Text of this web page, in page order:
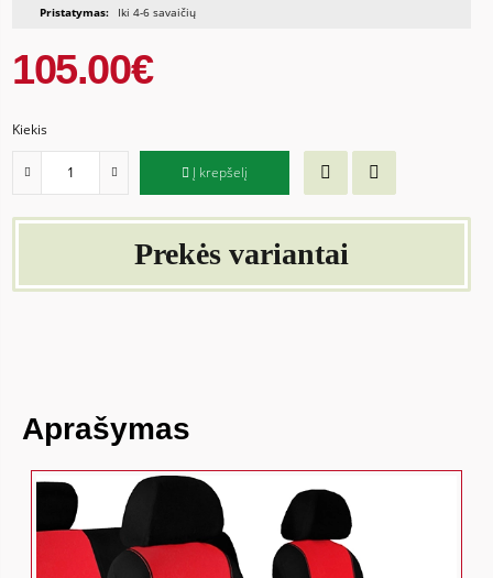
Pristatymas:
Iki 4-6 savaičių
105.00€
Kiekis
Į krepšelį
Prekės variantai
Aprašymas